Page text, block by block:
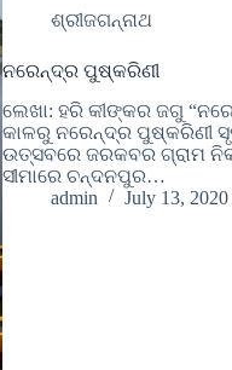
ଶ୍ରୀଜଗନ୍ନାଥ
ନରେନ୍ଦ୍ର ପୁଷ୍କରିଣୀ
ଲେଖା: ହରି କୀଙ୍କର ଜଗୁ
କାଳରୁ ନରେନ୍ଦ୍ର ପୁଷ୍କରିଣୀ
ଉତ୍ସବରେ ଜରକବର ଗ୍ରାମ
ସୀମାରେ ଚନ୍ଦନପୁର…
admin
July 13, 2020